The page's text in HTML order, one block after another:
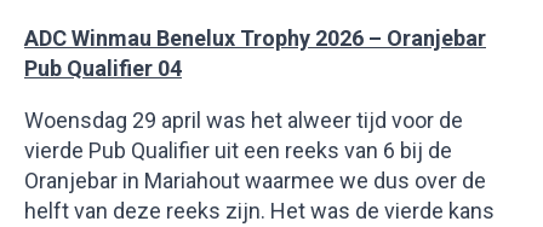
ADC Winmau Benelux Trophy 2026 – Oranjebar
Pub Qualifier 04
Woensdag 29 april was het alweer tijd voor de
vierde Pub Qualifier uit een reeks van 6 bij de
Oranjebar in Mariahout waarmee we dus over de
helft van deze reeks zijn. Het was de vierde kans